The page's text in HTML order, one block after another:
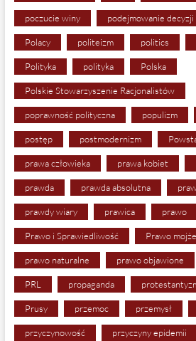
poczucie winy podejmowanie decyzji
Polacy politeizm politics
Polityka polityka Polska
Polskie Stowarzyszenie Racjonalistów
poprawność polityczna populizm
postęp postmodernizm
prawa człowieka prawa kobiet
prawda prawda absolutna
prawdy wiary prawica prawo
Prawo i Sprawiedliwość Prawo
prawo naturalne prawo objawione
PRL propaganda
Prusy przemoc przemysł
przyczynowość przyczyny epidemii